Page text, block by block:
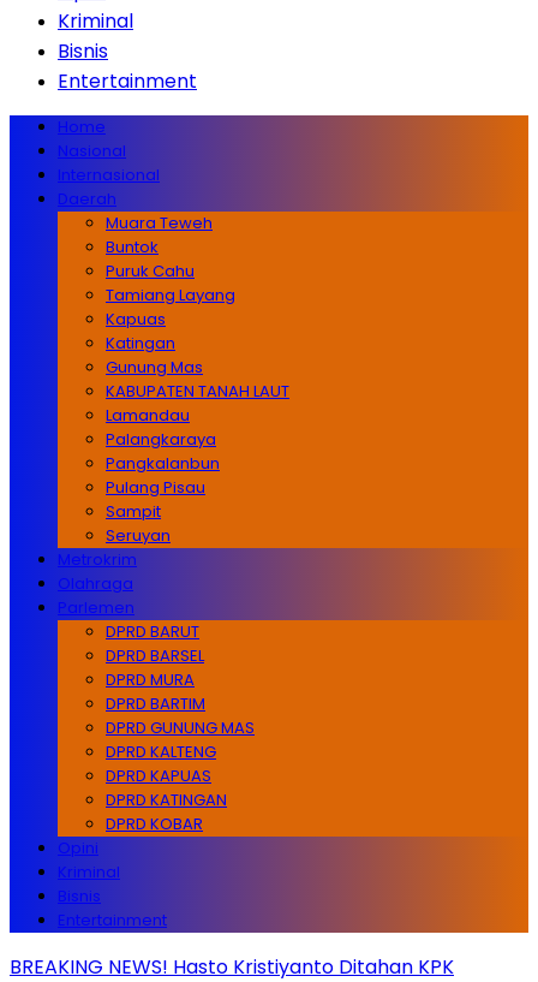
Kriminal
Bisnis
Entertainment
Home
Nasional
Internasional
Daerah
Muara Teweh
Buntok
Puruk Cahu
Tamiang Layang
Kapuas
Katingan
Gunung Mas
KABUPATEN TANAH LAUT
Lamandau
Palangkaraya
Pangkalanbun
Pulang Pisau
Sampit
Seruyan
Metrokrim
Olahraga
Parlemen
DPRD BARUT
DPRD BARSEL
DPRD MURA
DPRD BARTIM
DPRD GUNUNG MAS
DPRD KALTENG
DPRD KAPUAS
DPRD KATINGAN
DPRD KOBAR
Opini
Kriminal
Bisnis
Entertainment
BREAKING NEWS! Hasto Kristiyanto Ditahan KPK